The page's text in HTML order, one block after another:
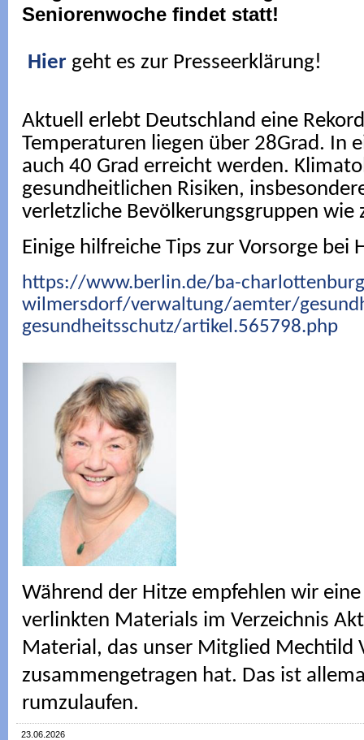
Seniorenwoche findet statt!
Hier geht es zur Presseerklärung!
Aktuell erlebt Deutschland eine
Temperaturen liegen über 28Grad. In
auch 40 Grad erreicht werden.
gesundheitlichen Risiken,
verletzliche Bevölkerungsgruppen wie
Einige hilfreiche Tips zur Vorsorge bei
https://www.berlin.de/ba-
wilmersdorf/verwaltung/aemter/
gesundheitsschutz/artikel.565798.php
Während der Hitze empfehlen wir
verlinkten Materials im Verzeichnis
Material, das unser Mitglied Mechtild
zusammengetragen hat. Das ist
rumzulaufen.
23.06.2026